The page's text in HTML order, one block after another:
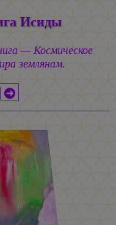
Исиды
— Космическое
землянам.